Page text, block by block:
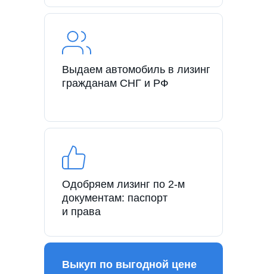
Выдаем автомобиль в лизинг
гражданам СНГ и РФ
Одобряем лизинг по 2-м
документам: паспорт
и права
Выкуп по выгодной цене